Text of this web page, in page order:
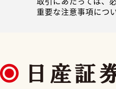
重要な注意事項につ